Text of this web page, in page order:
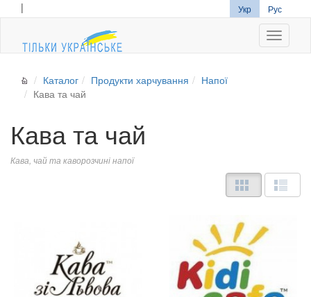
| Укр Рус
Каталог Продукти харчування
Напої
Кава та чай
Кава та чай
Кава, чай та каворозчині напої